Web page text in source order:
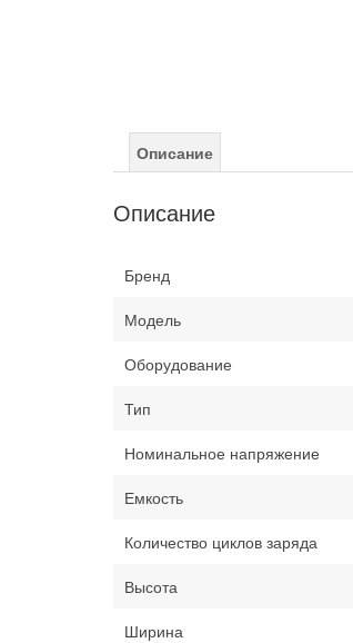
Описание
Описание
Бренд
Модель
Оборудование
Тип
Номинальное напряжение
Емкость
Количество циклов заряда
Высота
Ширина